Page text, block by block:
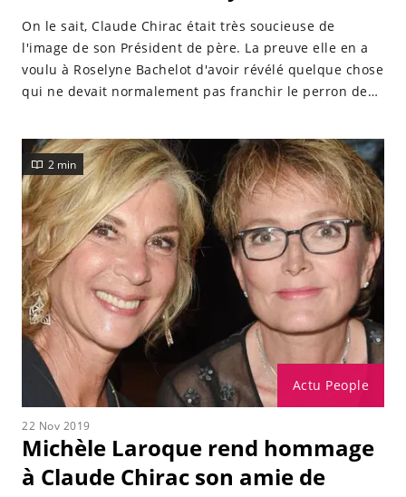
On le sait, Claude Chirac était très soucieuse de
l'image de son Président de père. La preuve elle en a
voulu à Roselyne Bachelot d'avoir révélé quelque chose
qui ne devait normalement pas franchir le perron de
Actu People
2 min
22 Nov 2019
Michèle Laroque rend hommage
à Claude Chirac son amie de